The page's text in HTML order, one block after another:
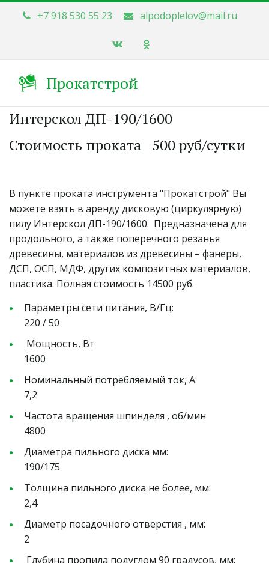
+7 918 530 55 23 alpodoplelov@mail.ru
Прокатстрой
Интерскол ДП-190/1600
Стоимость проката   500 руб/сутки
В пункте проката инструмента "Прокатстрой" Вы
можете взять в аренду дисковую (циркулярную)
пилу Интерскол ДП-190/1600.  Предназначена для
продольного, а также поперечного резанья
древесины, материалов из древесины – фанеры,
ДСП, ОСП, МДФ, других композитных материалов,
пластика. Полная стоимость 14500 руб.
Параметры сети питания, В/Гц:
220 / 50
Мощность, Вт
1600
Номинальный потребляемый ток, А:
7,2
Частота вращения шпинделя , об/мин
4800
Диаметра пильного диска мм:
190/175
Толщина пильного диска не более, мм:
2,4
Диаметр посадочного отверстия , мм:
2
Глубина пропила подуглом 90 градусов, мм: